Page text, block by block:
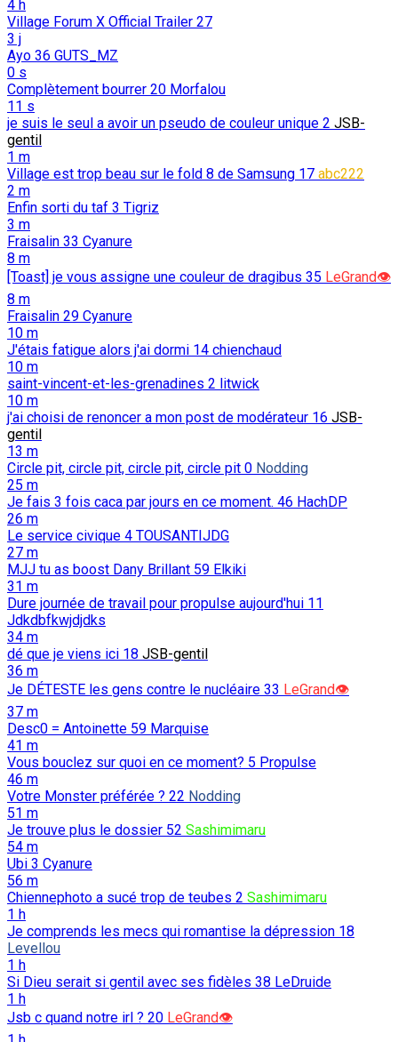
4 h
Village Forum X Official Trailer 27
3 j
Ayo 36 GUTS_MZ
0 s
Complètement bourrer 20 Morfalou
11 s
je suis le seul a avoir un pseudo de couleur unique 2 JSB-
gentil
1 m
Village est trop beau sur le fold 8 de Samsung 17 abc222
2 m
Enfin sorti du taf 3 Tigriz
3 m
Fraisalin 33 Cyanure
8 m
[Toast] je vous assigne une couleur de dragibus 35 LeGrand👁️
8 m
Fraisalin 29 Cyanure
10 m
J'étais fatigue alors j'ai dormi 14 chienchaud
10 m
saint-vincent-et-les-grenadines 2 litwick
10 m
j'ai choisi de renoncer a mon post de modérateur 16 JSB-
gentil
13 m
Circle pit, circle pit, circle pit, circle pit 0 Nodding
25 m
Je fais 3 fois caca par jours en ce moment. 46 HachDP
26 m
Le service civique 4 TOUSANTIJDG
27 m
MJJ tu as boost Dany Brillant 59 Elkiki
31 m
Dure journée de travail pour propulse aujourd'hui 11
Jdkdbfkwjdjdks
34 m
dé que je viens ici 18 JSB-gentil
36 m
Je DÉTESTE les gens contre le nucléaire 33 LeGrand👁️
37 m
Desc0 = Antoinette 59 Marquise
41 m
Vous bouclez sur quoi en ce moment? 5 Propulse
46 m
Votre Monster préférée ? 22 Nodding
51 m
Je trouve plus le dossier 52 Sashimimaru
54 m
Ubi 3 Cyanure
56 m
Chiennephoto a sucé trop de teubes 2 Sashimimaru
1 h
Je comprends les mecs qui romantise la dépression 18
Levellou
1 h
Si Dieu serait si gentil avec ses fidèles 38 LeDruide
1 h
Jsb c quand notre irl ? 20 LeGrand👁️